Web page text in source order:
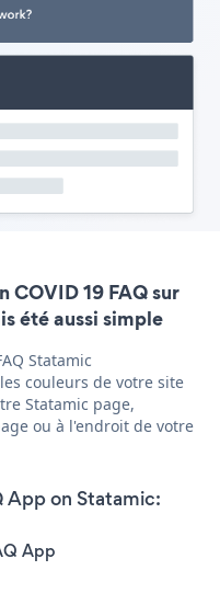
19 FAQ sur
été aussi simple
Statamic
couleurs de votre site
Statamic page,
ou à l'endroit de votre
App on Statamic:
App